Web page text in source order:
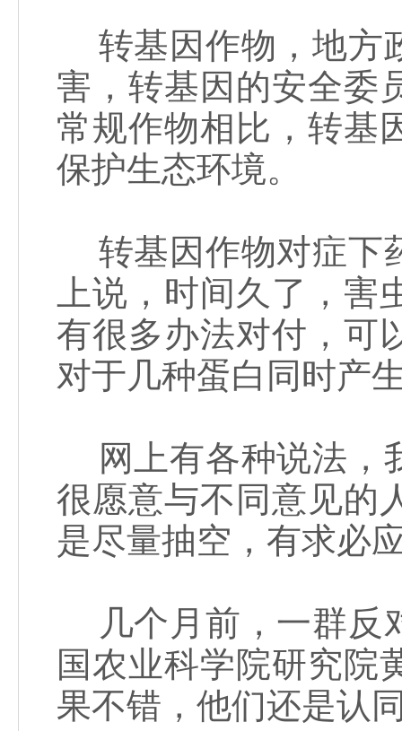
转基因作物，地方
害，转基因的安全委
常规作物相比，转基
保护生态环境。
转基因作物对症下
上说，时间久了，
有很多办法对付，可
对于几种蛋白同时产
网上有各种说法，
很愿意与不同意见的
是尽量抽空，有求必
几个月前，一群反
国农业科学院研究院
果不错，他们还是认